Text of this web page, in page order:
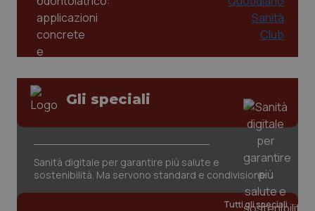
Gli speciali
Sanità digitale per garantire più salute e
sostenibilità. Ma servono standard e condivisione
Tutti gli speciali
CookieScriptConsent